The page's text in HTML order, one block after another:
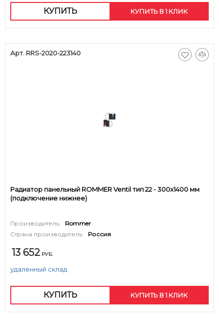
КУПИТЬ КУПИТЬ В 1 КЛИК
Арт. RRS-2020-223140
Радиатор панельный ROMMER Ventil тип 22 - 300x1400 мм
(подключение нижнее)
Производитель:
Rommer
Страна производитель:
Россия
13 652 РУБ.
удаленный склад
КУПИТЬ КУПИТЬ В 1 КЛИК